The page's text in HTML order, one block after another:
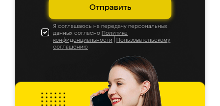
Отправить
Я соглашаюсь на передачу персональных
данных согласно Политике
конфиденциальности
Пользовательскому
соглашению